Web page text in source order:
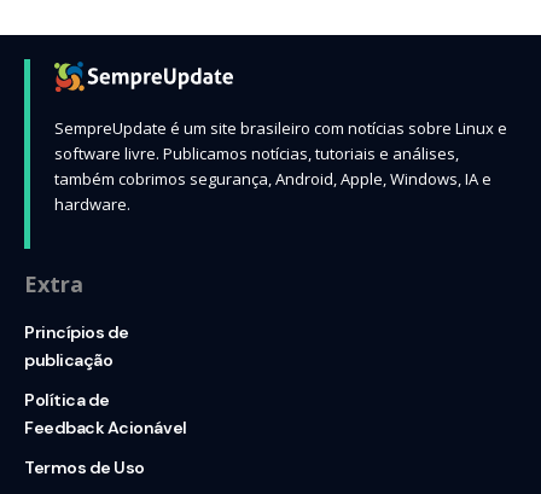
SempreUpdate é um site brasileiro com notícias sobre Linux e
software livre. Publicamos notícias, tutoriais e análises,
também cobrimos segurança, Android, Apple, Windows, IA e
hardware.
Extra
Princípios de
publicação
Política de
Feedback Acionável
Termos de Uso